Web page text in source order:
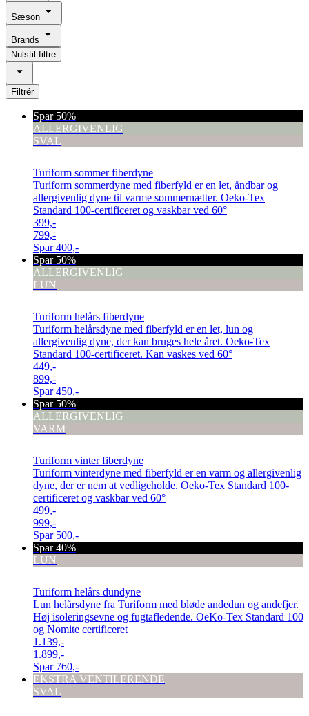
Sæson
Brands
Nulstil filtre
Filtrér
Spar 50%
ALLERGIVENLIG
SVAL
Turiform sommer fiberdyne
Turiform sommerdyne med fiberfyld er en let, åndbar og
allergivenlig dyne til varme sommernætter. Oeko-Tex
Standard 100-certificeret og vaskbar ved 60°
399,-
799,-
Spar400,-
Spar 50%
ALLERGIVENLIG
LUN
Turiform helårs fiberdyne
Turiform helårsdyne med fiberfyld er en let, lun og
allergivenlig dyne, der kan bruges hele året. Oeko-Tex
Standard 100-certificeret. Kan vaskes ved 60°
449,-
899,-
Spar450,-
Spar 50%
ALLERGIVENLIG
VARM
Turiform vinter fiberdyne
Turiform vinterdyne med fiberfyld er en varm og allergivenlig
dyne, der er nem at vedligeholde. Oeko-Tex Standard 100-
certificeret og vaskbar ved 60°
499,-
999,-
Spar 500,-
Spar 40%
LUN
Turiform helårs dundyne
Lun helårsdyne fra Turiform med bløde andedun og andefjer.
Høj isoleringsevne og fugtafledende. OeKo-Tex Standard 100
og Nomite certificeret
1.139,-
1.899,-
Spar 760,-
EKSTRA VENTILERENDE
SVAL